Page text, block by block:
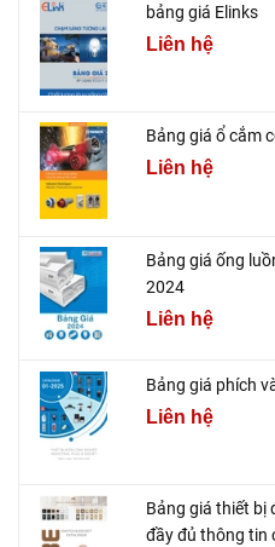
bảng giá Elinks
Liên hệ
Bảng giá ổ cắm
Liên hệ
Bảng giá ống
2024
Liên hệ
Bảng giá phích
Liên hệ
Bảng giá thiết bị
đầy đủ thông tin